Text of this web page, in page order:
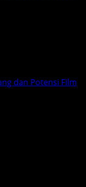
dan Potensi Film